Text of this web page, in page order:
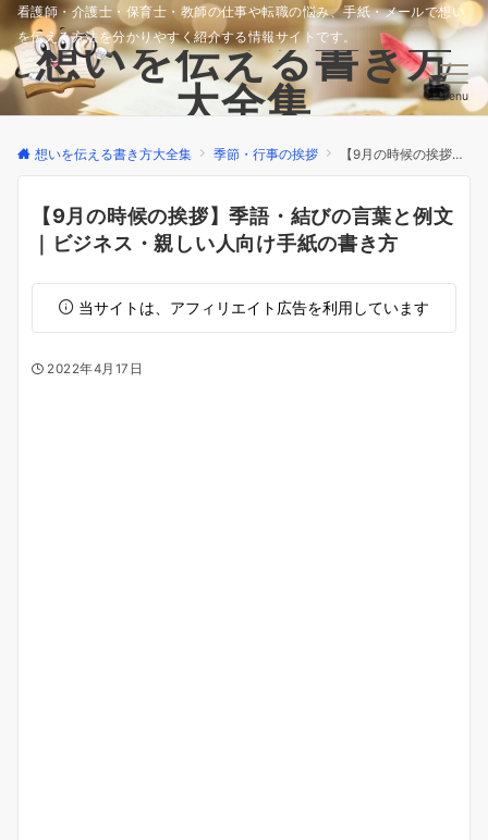
看護師・介護士・保育士・教師の仕事や転職の悩み、手紙・メールで想い
を伝える方法を分かりやすく紹介する情報サイトです。
想いを伝える書き方
大全集
Menu
想いを伝える書き方大全集 季節・行事の挨拶 【9月の時候の挨拶】季語・結びの言葉と例文｜ビジネス・親しい人向け手紙の書き方
【9月の時候の挨拶】季語・結びの言葉と例文
｜ビジネス・親しい人向け手紙の書き方
当サイトは、アフィリエイト広告を利用しています
2022年4月17日